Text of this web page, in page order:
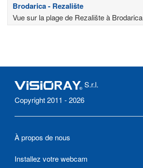
Brodarica - Rezalište
Vue sur la plage de Rezalište à Brodarica
S.r.l.
Copyright 2011 - 2026
À propos de nous
Installez votre webcam